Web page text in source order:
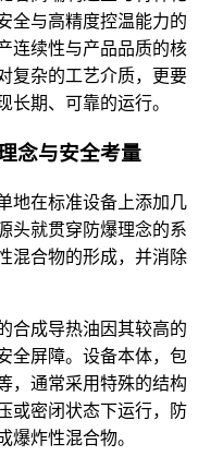
全与高精度控温能力的
连续性与产品品质的核
复杂的工艺介质，更要
期、可靠的运行。
念与安全考量
地在标准设备上添加几
头就贯穿防爆理念的系
混合物的形成，并消除
合成导热油因其较高的
全屏障。设备本体，包
，通常采用特殊的结构
或密闭状态下运行，防
炸性混合物。